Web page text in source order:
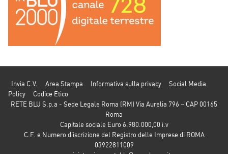
Invia C.V. Area Stampa Informativa sulla privacy
Social Media
Policy
Codice Etico
RETE BLU S.p.a - Sede Legale Roma (RM) Via Aurelia 796 – CAP 00165
Roma
Capitale sociale Euro 6.980.000,00 i.v
C.F. e Numero d’iscrizione del Registro delle Imprese di ROMA
03922811009